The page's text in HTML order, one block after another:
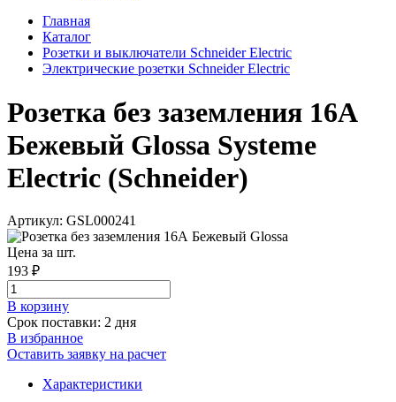
Главная
Каталог
Розетки и выключатели Schneider Electric
Электрические розетки Schneider Electric
Розетка без заземления 16А
Бежевый Glossa Systeme
Electric (Schneider)
Артикул: GSL000241
Цена за шт.
193 ₽
В корзинy
Срок поставки: 2 дня
В избранное
Оставить заявку на расчет
Характеристики